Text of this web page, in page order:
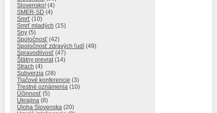
Slovensko! (4)
SMER-SD (4)
Smrť (10)
Smrť mladých (15)
Sny (5)
Spoločnosť (42)
Spoločnosť zdravých ľudí (49)
Spravodlivosť (47)
Štátny prevrat (14)
Strach (4)
Subverzia (28)
Tlačové konferencie (3)
Trestné oznámenia (10)
Účinnosť (5)
Ukrajina (8)
Úloha Slovenska (20)